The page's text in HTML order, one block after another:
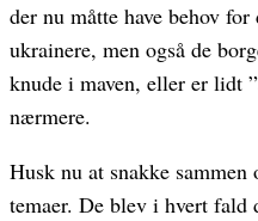
der nu måtte have behov
ukrainere, men også de
knude i maven, eller er lidt
nærmere.
Husk nu at snakke
temaer. De blev i hvert fald